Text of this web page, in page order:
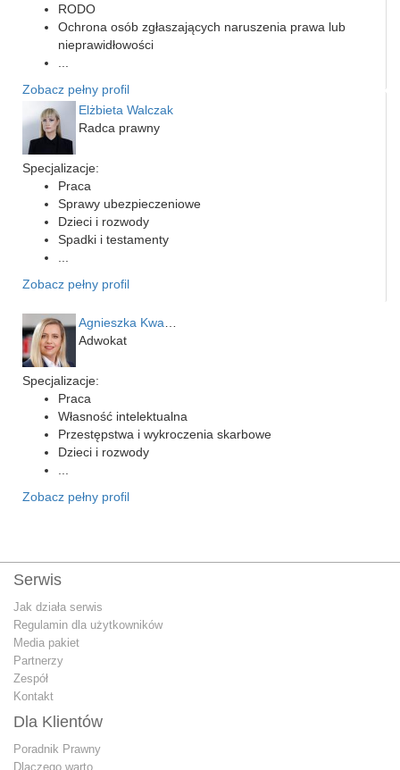
RODO
Ochrona osób zgłaszających naruszenia prawa lub
nieprawidłowości
Zobacz pełny profil
Elżbieta Walczak
Radca prawny
Specjalizacje:
Praca
Sprawy ubezpieczeniowe
Dzieci i rozwody
Spadki i testamenty
Zobacz pełny profil
Adwokat
Specjalizacje:
Praca
Własność intelektualna
Przestępstwa i wykroczenia skarbowe
Dzieci i rozwody
Zobacz pełny profil
Serwis
Jak działa serwis
Regulamin dla użytkowników
Media pakiet
Partnerzy
Zespół
Kontakt
Dla Klientów
Poradnik Prawny
Dlaczego warto